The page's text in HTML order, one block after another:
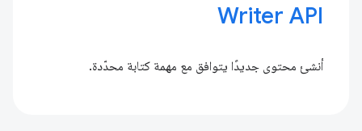
Writer API
أنشئ محتوى جديدًا يتوافق مع مهمة كتابة محدّدة.